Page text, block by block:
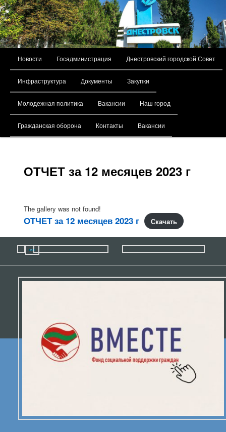
Перейти к основному содержимому
Новости Госадминистрация Днестровский городской Совет
Инфраструктура Документы Закупки
Молодежная политика Вакансии Наш город
Гражданская оборона Контакты Вакансии
ОТЧЕТ за 12 месяцев 2023 г
The gallery was not found!
ОТЧЕТ за 12 месяцев 2023 г Скачать